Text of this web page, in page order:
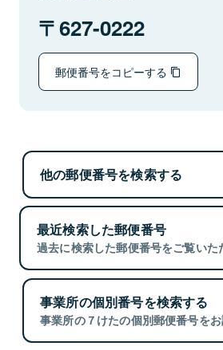
627-0222
郵便番号をコピーする
他の郵便番号を検索する
最近検索した郵便番号
過去に検索した郵便番号をご覧いた
事業所の個別番号を検索する
事業所の７けたの個別郵便番号をお